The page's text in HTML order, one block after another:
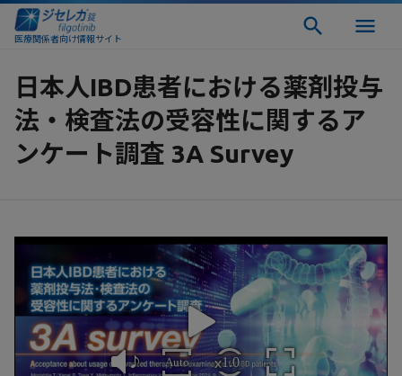
医療関係者向け情報サイト
日本人IBD患者における薬剤投与
法・検査法の受容性に関するア
ンケート調査 3A Survey